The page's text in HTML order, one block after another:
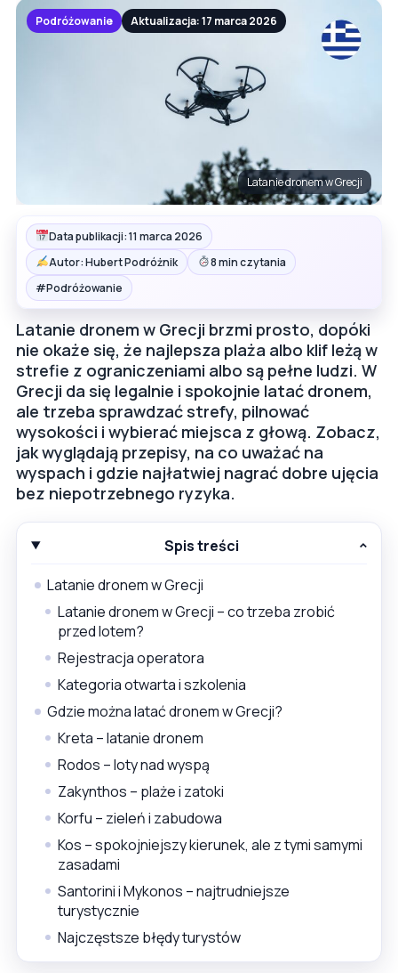
Podróżowanie Aktualizacja: 17 marca 2026
Latanie dronem w Grecji
Data publikacji: 11 marca 2026
Autor: Hubert Podróżnik
8 min czytania
#Podróżowanie
Latanie dronem w Grecji brzmi prosto, dopóki
nie okaże się, że najlepsza plaża albo klif leżą w
strefie z ograniczeniami albo są pełne ludzi. W
Grecji da się legalnie i spokojnie latać dronem,
ale trzeba sprawdzać strefy, pilnować
wysokości i wybierać miejsca z głową. Zobacz,
jak wyglądają przepisy, na co uważać na
wyspach i gdzie najłatwiej nagrać dobre ujęcia
bez niepotrzebnego ryzyka.
Spis treści
Latanie dronem w Grecji
Latanie dronem w Grecji – co trzeba zrobić
przed lotem?
Rejestracja operatora
Kategoria otwarta i szkolenia
Gdzie można latać dronem w Grecji?
Kreta – latanie dronem
Rodos – loty nad wyspą
Zakynthos – plaże i zatoki
Korfu – zieleń i zabudowa
Kos – spokojniejszy kierunek, ale z tymi samymi
zasadami
Santorini i Mykonos – najtrudniejsze
turystycznie
Najczęstsze błędy turystów